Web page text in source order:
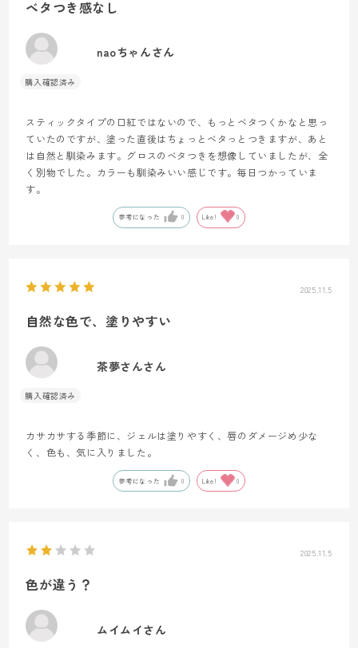
ベタつき感なし
naoちゃんさん
スティックタイプの口紅ではないので、もっとベタつくかなと思っ
ていたのですが、塗った直後はちょっとベタっとつきますが、あと
は自然と馴染みます。グロスのベタつきを想像していましたが、全
く別物でした。カラーも馴染みいい感じです。毎日つかっていま
す。
参考になった 0 Like! 0
2025.11.5
自然な色で、塗りやすい
茶夢さんさん
カサカサする季節に、ジェルは塗りやすく、唇のダメージめ少な
く、色も、気に入りました。
参考になった 0 Like! 0
2025.11.5
色が違う？
ムイムイさん